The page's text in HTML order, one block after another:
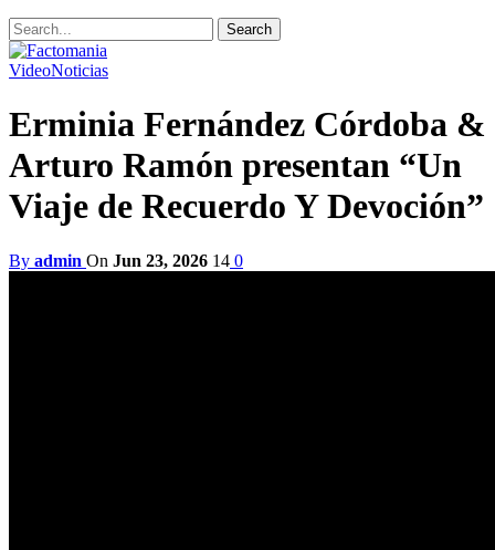
VideoNoticias
Erminia Fernández Córdoba &
Arturo Ramón presentan “Un
Viaje de Recuerdo Y Devoción”
By admin On Jun 23, 2026 14 0